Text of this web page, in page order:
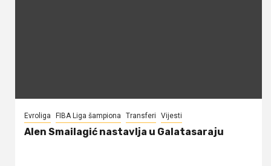
Evroliga FIBA Liga šampiona Transferi Vijesti
Alen Smailagić nastavlja u Galatasaraju